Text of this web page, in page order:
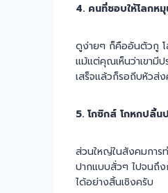
4. คนที่ชอบให้โลกห
ดูง่ายๆ ก็คืออันตัวกู โ
แม้แต่คุณเห็นว่าเขามี
เสร็จแล้วก็รอถีบหัวส่
5. โกซิกส์ โกหกปลิ้
ส่วนใหญ่ในสังคมการ
ปากแบบสั่วๆ ไปจนถึ
ได้อย่างสิ้นเชิงครับ